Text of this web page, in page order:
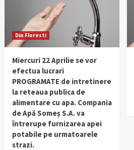
Din Floresti
Miercuri 22 Aprilie se vor
efectua lucrari
PROGRAMATE de intretinere
la reteaua publica de
alimentare cu apa. Compania
de Apă Someș S.A. va
întrerupe furnizarea apei
potabile pe urmatoarele
strazi.